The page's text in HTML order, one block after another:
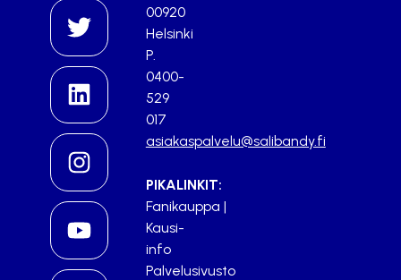
00920
Helsinki
P.
0400-
529
017
asiakaspalvelu@salibandy.fi
PIKALINKIT:
Fanikauppa |
Kausi-
info
Palvelusivusto